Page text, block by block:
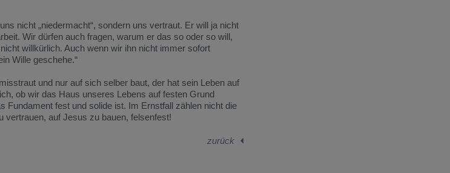
nicht „niedermacht“, sondern uns vertraut. Er will ja nicht
Wir dürfen auch fragen, warum er das so oder so will,
willkürlich. Auch wenn wir ihn nicht immer sofort
Wille geschehe.“
und nur auf sich selber baut, der hat sein Leben auf
ob wir das Haus unseres Lebens auf festen Grund
Fundament fest und solide ist. Im Ernstfall zählen nicht die
vertrauen, auf Jesus zu bauen, felsenfest!
zurück